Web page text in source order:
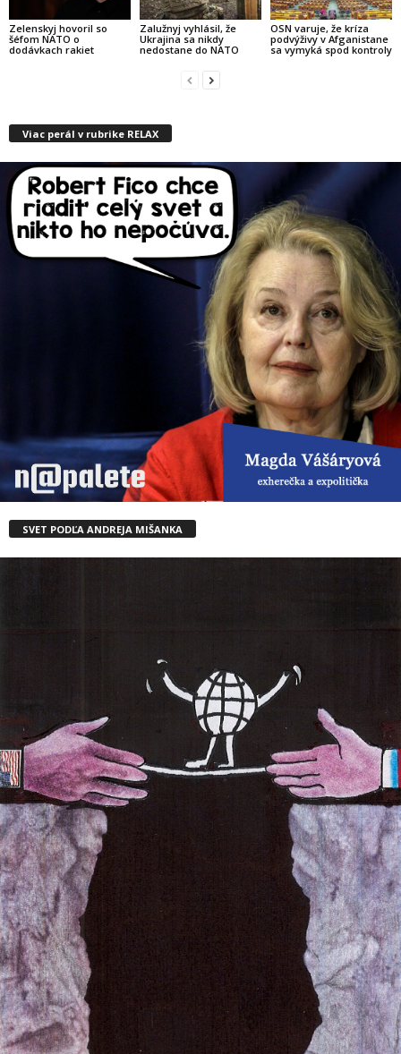
Zelenskyj hovoril so
šéfom NATO o
dodávkach rakiet
Zalužnyj vyhlásil, že
Ukrajina sa nikdy
nedostane do NATO
OSN varuje, že kríza
podvýživy v Afganistane
sa vymyká spod kontroly
Viac perál v rubrike RELAX
SVET PODĽA ANDREJA MIŠANKA